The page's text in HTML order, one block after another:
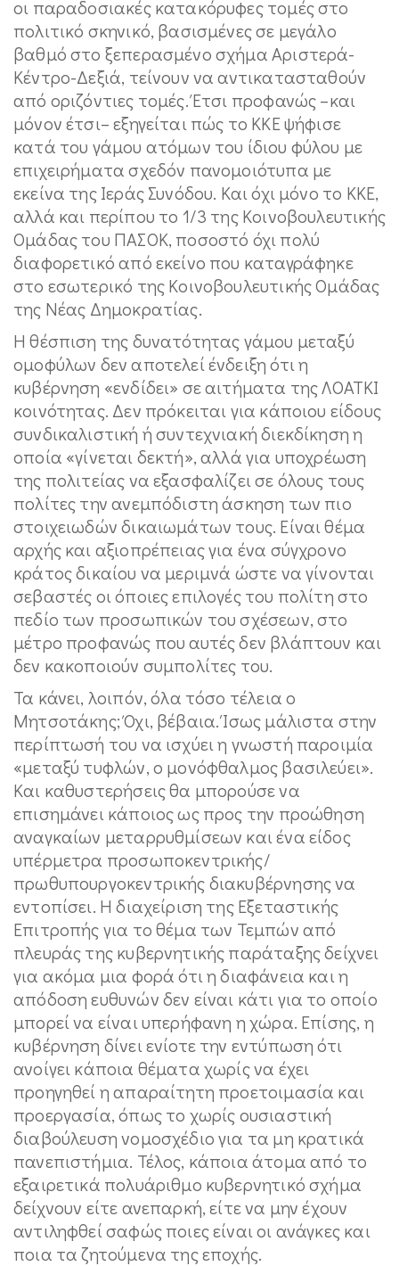
οι παραδοσιακές κατακόρυφες τομές στο
πολιτικό σκηνικό, βασισμένες σε μεγάλο
βαθμό στο ξεπερασμένο σχήμα Αριστερά-
Κέντρο-Δεξιά, τείνουν να αντικατασταθούν
από οριζόντιες τομές. Έτσι προφανώς –και
μόνον έτσι– εξηγείται πώς το ΚΚΕ ψήφισε
κατά του γάμου ατόμων του ίδιου φύλου με
επιχειρήματα σχεδόν πανομοιότυπα με
εκείνα της Ιεράς Συνόδου. Και όχι μόνο το ΚΚΕ,
αλλά και περίπου το 1/3 της Κοινοβουλευτικής
Ομάδας του ΠΑΣΟΚ, ποσοστό όχι πολύ
διαφορετικό από εκείνο που καταγράφηκε
στο εσωτερικό της Κοινοβουλευτικής Ομάδας
της Νέας Δημοκρατίας.
Η θέσπιση της δυνατότητας γάμου μεταξύ
ομοφύλων δεν αποτελεί ένδειξη ότι η
κυβέρνηση «ενδίδει» σε αιτήματα της ΛΟΑΤΚΙ
κοινότητας. Δεν πρόκειται για κάποιου είδους
συνδικαλιστική ή συντεχνιακή διεκδίκηση η
οποία «γίνεται δεκτή», αλλά για υποχρέωση
της πολιτείας να εξασφαλίζει σε όλους τους
πολίτες την ανεμπόδιστη άσκηση των πιο
στοιχειωδών δικαιωμάτων τους. Είναι θέμα
αρχής και αξιοπρέπειας για ένα σύγχρονο
κράτος δικαίου να μεριμνά ώστε να γίνονται
σεβαστές οι όποιες επιλογές του πολίτη στο
πεδίο των προσωπικών του σχέσεων, στο
μέτρο προφανώς που αυτές δεν βλάπτουν και
δεν κακοποιούν συμπολίτες του.
Τα κάνει, λοιπόν, όλα τόσο τέλεια ο
Μητσοτάκης; Όχι, βέβαια. Ίσως μάλιστα στην
περίπτωσή του να ισχύει η γνωστή παροιμία
«μεταξύ τυφλών, ο μονόφθαλμος βασιλεύει».
Και καθυστερήσεις θα μπορούσε να
επισημάνει κάποιος ως προς την προώθηση
αναγκαίων μεταρρυθμίσεων και ένα είδος
υπέρμετρα προσωποκεντρικής/
πρωθυπουργοκεντρικής διακυβέρνησης να
εντοπίσει. Η διαχείριση της Εξεταστικής
Επιτροπής για το θέμα των Τεμπών από
πλευράς της κυβερνητικής παράταξης δείχνει
για ακόμα μια φορά ότι η διαφάνεια και η
απόδοση ευθυνών δεν είναι κάτι για το οποίο
μπορεί να είναι υπερήφανη η χώρα. Επίσης, η
κυβέρνηση δίνει ενίοτε την εντύπωση ότι
ανοίγει κάποια θέματα χωρίς να έχει
προηγηθεί η απαραίτητη προετοιμασία και
προεργασία, όπως το χωρίς ουσιαστική
διαβούλευση νομοσχέδιο για τα μη κρατικά
πανεπιστήμια. Τέλος, κάποια άτομα από το
εξαιρετικά πολυάριθμο κυβερνητικό σχήμα
δείχνουν είτε ανεπαρκή, είτε να μην έχουν
αντιληφθεί σαφώς ποιες είναι οι ανάγκες και
ποια τα ζητούμενα της εποχής.